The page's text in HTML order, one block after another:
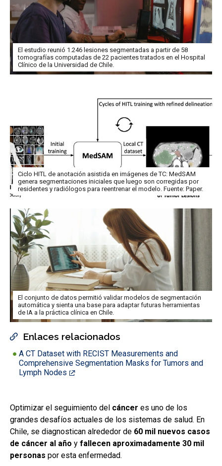
El estudio reunió 1.246 lesiones segmentadas a partir de 58
tomografías computadas de 22 pacientes tratados en el Hospital
Clínico de la Universidad de Chile.
Ciclo HITL de anotación asistida en imágenes de TC: MedSAM
genera segmentaciones iniciales que luego son corregidas por
residentes y radiólogos para reentrenar el modelo. Fuente: Paper.
El conjunto de datos permitió validar modelos de segmentación
automática y sienta una base para adaptar futuras herramientas
de IA a la práctica clínica en Chile.
Enlaces relacionados
A CT Dataset with RECIST Measurements and
Comprehensive Segmentation Masks for Tumors and
Lymph Nodes
Optimizar el seguimiento del cáncer es uno de los
grandes desafíos actuales de los sistemas de salud. En
Chile, se diagnostican alrededor de 60 mil nuevos casos
de cáncer al año y fallecen aproximadamente 30 mil
personas por esta enfermedad.